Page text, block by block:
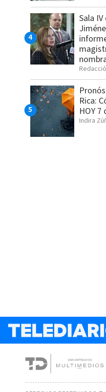
Sala
Rica:
HOY
Indira